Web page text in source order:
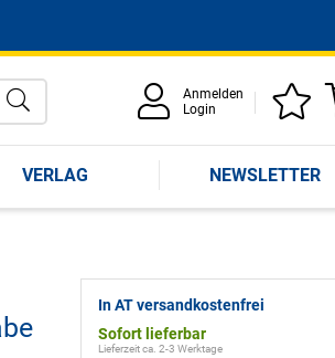
Anmelden
Login
VERLAG NEWSLETTER
In AT versandkostenfrei
Sofort lieferbar
Lieferzeit ca. 2-3 Werktage